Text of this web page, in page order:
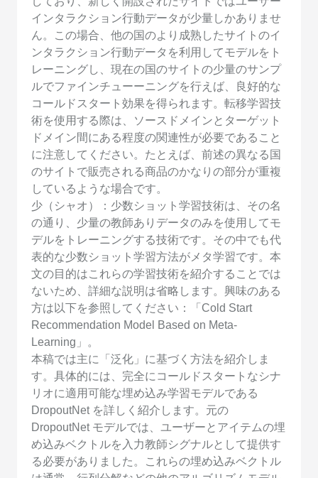
インタラクション行動データが少量しかありませ
ん。この場合、他の国のより成熟したサイトのイ
ンタラクション行動データを利用してモデルをト
レーニングし、現在の国のサイトの少量のサンプ
ルでファインチューーニングを行えば、良好的な
コールドスタート効果を得られます。転移学習技
術を使用する際は、ソースドメインとターゲット
ドメイン間にある程度の関連性が必要であること
に注意してください。たとえば、前述の異なる国
のサイトで販売される商品のかなりの部分が重複
しているような場合です。
少（シャオ）：少数ショット学習技術は、その名
の通り、少量の教師ありデータのみを使用してモ
デルをトレーニングする技術です。その中でも代
表的な少数ショット学習方法がメタ学習です。本
文の目的はこれらの学習技術を紹介することでは
ないため、詳細な説明は省略します。興味のある
方は以下を参照してください：「Cold Start
Recommendation Model Based on Meta-
Learning」。
本稿では主に「泛化」に基づく方法を紹介しま
す。具体的には、完全にコールドスタートなシナ
リオに適用可能な埋め込み学習モデルである
DropoutNet を詳しく紹介します。元の
DropoutNet モデルでは、ユーザーとアイテムの埋
め込みベクトルを入力教師シグナルとして提供す
る必要がありました。これらの埋め込みベクトル